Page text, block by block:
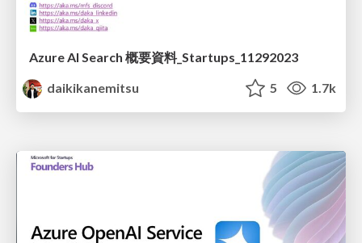
Azure AI Search 概要資料_Startups_11292023
daikikanemitsu
5 1.7k